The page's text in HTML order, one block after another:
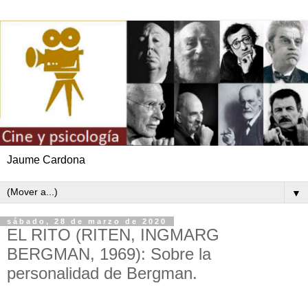
Jaume Cardona
▼
sábado, 28 de marzo de 2020
EL RITO (RITEN, INGMARG
BERGMAN, 1969): Sobre la
personalidad de Bergman.